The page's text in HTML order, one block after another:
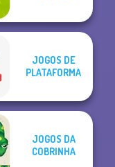
JOGOS DE
PLATAFORMA
JOGOS DA
COBRINHA